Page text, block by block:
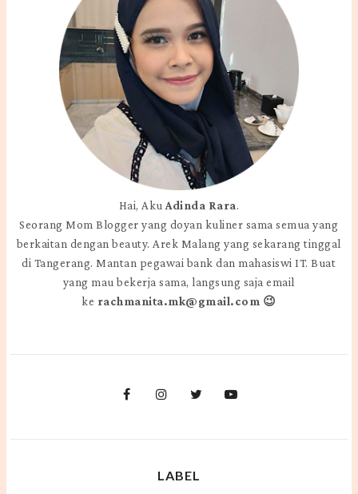
Hai, AkuAdinda Rara.
Seorang Mom Blogger yang doyan kuliner sama semua yang
berkaitan dengan beauty. Arek Malang yang sekarang tinggal
di Tangerang. Mantan pegawai bank dan mahasiswi IT. Buat
yang mau bekerja sama, langsung saja email
ke rachmanita.mk@gmail.com 😉
LABEL